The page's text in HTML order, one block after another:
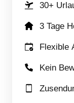
30+
3 Tage
Flexible
Kein